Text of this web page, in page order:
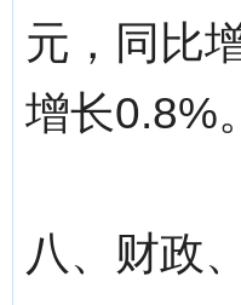
元，同比
增长0.8%。
八、财政